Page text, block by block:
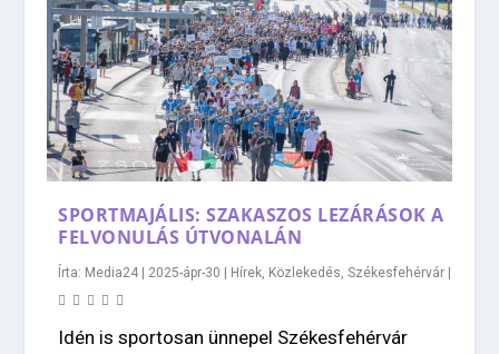
SPORTMAJÁLIS: SZAKASZOS LEZÁRÁSOK A
FELVONULÁS ÚTVONALÁN
Írta: Media24 | 2025-ápr-30 | Hírek Közlekedés ,Székesfehérvár |
Idén is sportosan ünnepel Székesfehérvár